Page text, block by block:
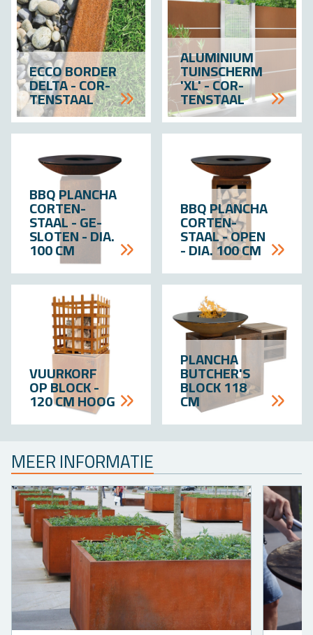
ECCO BOR­DER
DELTA - COR­
TEN­STAAL
ALU­MI­NI­UM
TUIN­SCHERM
'XL' - COR­
TEN­STAAL
BBQ PLAN­CHA
COR­TEN­
STAAL - GE­
SLO­TEN - DIA.
100 CM
BBQ PLAN­CHA
COR­TEN­
STAAL - OPEN
- DIA. 100 CM
VUUR­KORF
OP BLOCK -
120 CM HOOG
PLAN­CHA
BUT­CHER'S
BLOCK 118
CM
MEER IN­FOR­MA­TIE